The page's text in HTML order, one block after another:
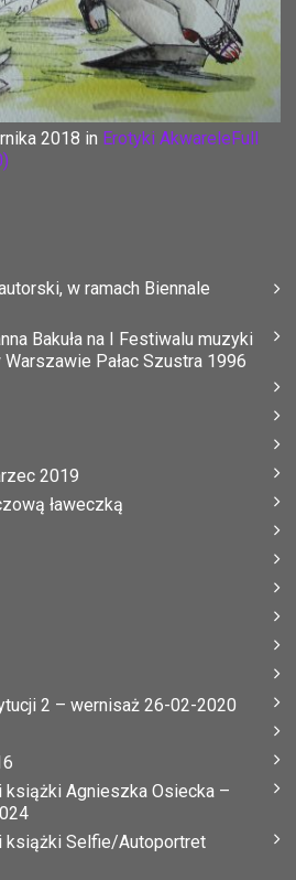
2018 in Erotyki AkwareleFull
w ramach Biennale
Bakuła na I Festiwalu muzyki
Pałac Szustra 1996
2019
ławeczką
2 – wernisaż 26-02-2020
książki Agnieszka Osiecka –
książki Selfie/Autoportret